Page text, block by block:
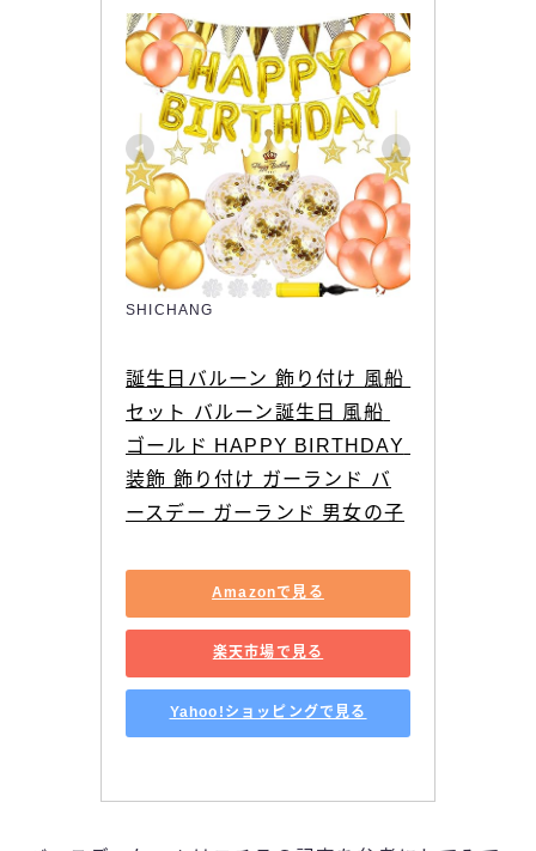
SHICHANG
誕生日バルーン 飾り付け 風船
セット バルーン誕生日 風船
ゴールド HAPPY BIRTHDAY
装飾 飾り付け ガーランド バ
ースデー ガーランド 男女の子
Amazonで見る
楽天市場で見る
Yahoo!ショッピングで見る